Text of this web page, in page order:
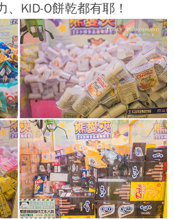
KID-O餅乾都有耶！